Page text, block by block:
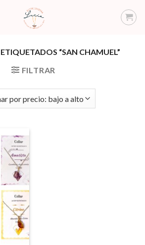
“SAN CHAMUEL”
FILTRAR